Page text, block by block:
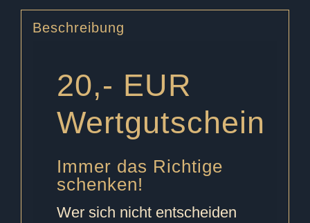
Beschreibung
20,- EUR
Wertgutschein
Immer das Richtige
schenken!
Wer sich nicht entscheiden